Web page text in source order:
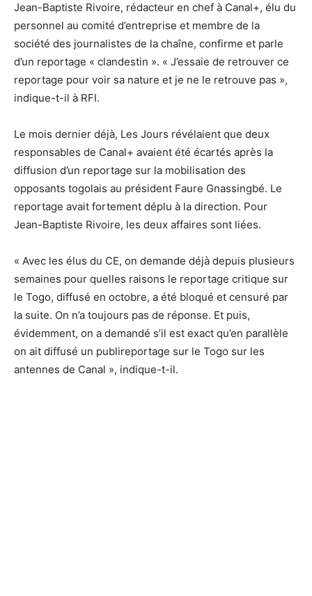
Jean-Baptiste Rivoire, rédacteur en chef à Canal+, élu du
personnel au comité d’entreprise et membre de la
société des journalistes de la chaîne, confirme et parle
d’un reportage « clandestin ». « J’essaie de retrouver ce
reportage pour voir sa nature et je ne le retrouve pas »,
indique-t-il à RFI.
Le mois dernier déjà, Les Jours révélaient que deux
responsables de Canal+ avaient été écartés après la
diffusion d’un reportage sur la mobilisation des
opposants togolais au président Faure Gnassingbé. Le
reportage avait fortement déplu à la direction. Pour
Jean-Baptiste Rivoire, les deux affaires sont liées.
« Avec les élus du CE, on demande déjà depuis plusieurs
semaines pour quelles raisons le reportage critique sur
le Togo, diffusé en octobre, a été bloqué et censuré par
la suite. On n’a toujours pas de réponse. Et puis,
évidemment, on a demandé s’il est exact qu’en parallèle
on ait diffusé un publireportage sur le Togo sur les
antennes de Canal », indique-t-il.